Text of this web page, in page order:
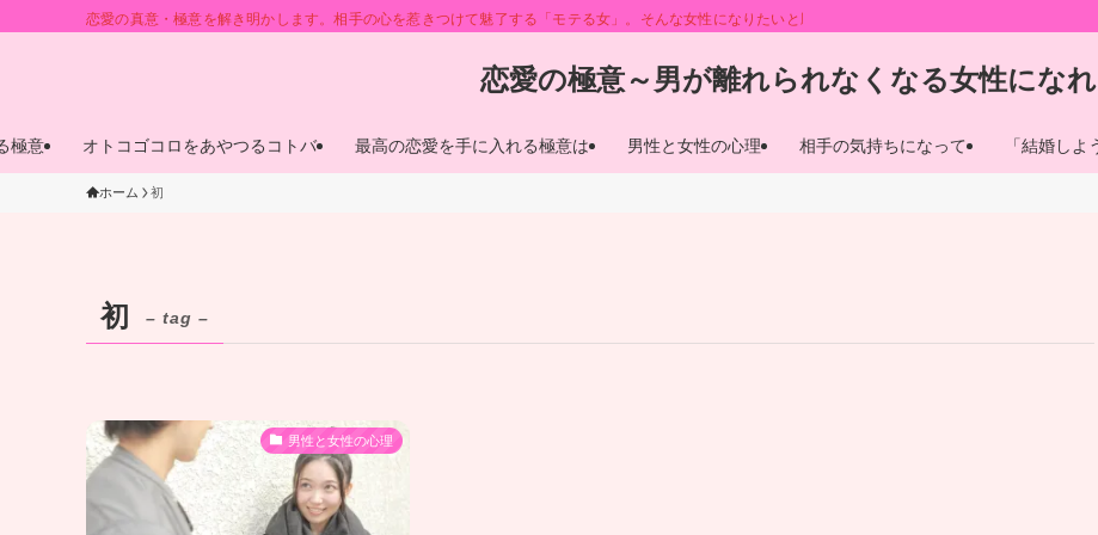
恋愛の真意・極意を解き明かします。相手の心を惹きつけて魅了する「モテる女」。そんな女性になりたいと願う人も多いことでしょう。このサイトで
恋愛の極意～男が離れられなくなる女性にな
極意 オトコゴコロをあやつるコトバ 最高の恋愛を手に入れる極意は 男性と女性の心理 相手の気持ちになって 「結婚し
ホーム 初
初 – tag –
男性と女性の心理